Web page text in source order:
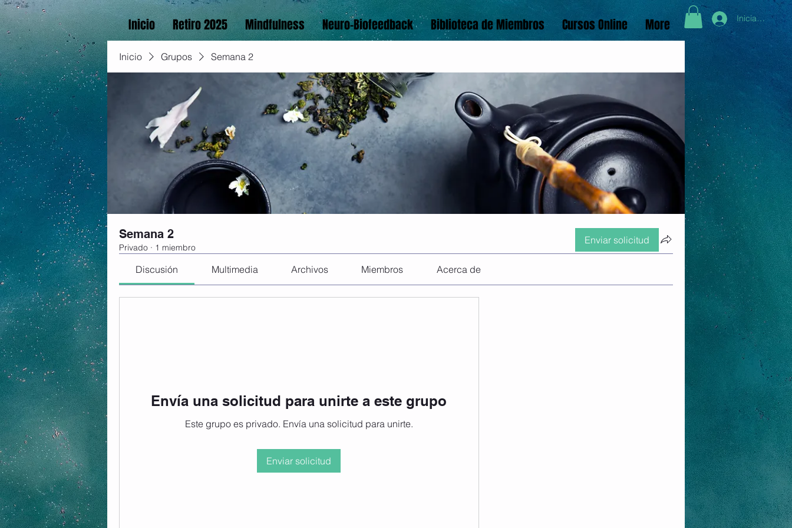
Inicio Retiro 2025 Mindfulness Neuro-Biofeedback Biblioteca de Miembros Cursos Online More Iniciar sesión
Inicio Grupos Semana 2
Semana 2
Privado · 1 miembro
Enviar solicitud
Discusión Multimedia Archivos Miembros Acerca de
Envía una solicitud para unirte a este grupo
Este grupo es privado. Envía una solicitud para unirte.
Enviar solicitud